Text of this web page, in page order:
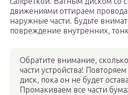
движениями оттираем
наружные части. Будьте
повреждение внутренних,
Обратите внимание,
части устройства!
диск, пока он не будет
Промакиваем все части